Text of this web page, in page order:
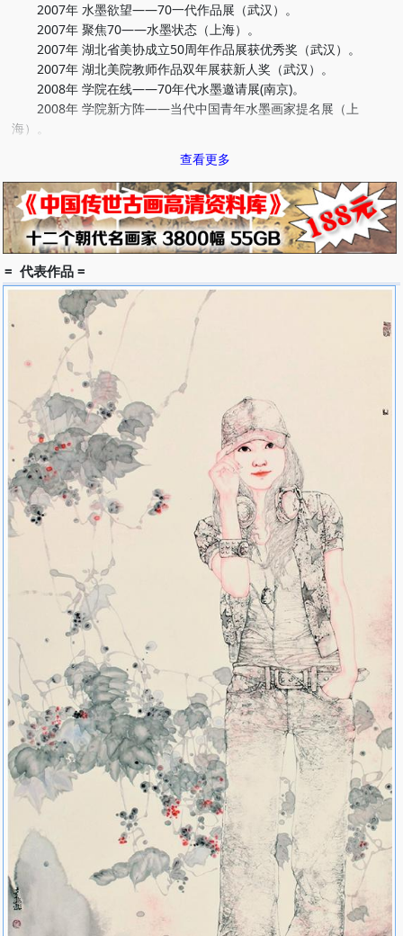
2007年 水墨欲望——70一代作品展（武汉）。
2007年 聚焦70——水墨状态（上海）。
2007年 湖北省美协成立50周年作品展获优秀奖（武汉）。
2007年 湖北美院教师作品双年展获新人奖（武汉）。
2008年 学院在线——70年代水墨邀请展(南京)。
2008年 学院新方阵——当代中国青年水墨画家提名展（上
海）。
2008年 湖北高校第三届美术作品展获铜奖（武汉）。
2008年 2008水墨新锐年展（北京）。
2009年 水墨文章——美术文献陈列展（武汉）。
2009年 同行——中德当代艺术展（武汉）。
2009年 湖北省第十一届美术作品展（武汉）。
2009年 第七届中国体育美术作品展（济南 中国美协）。
2009年 水墨新锐五周年回顾展（北京）。
2009年 红粉——青年新锐联展（杭州）。
2010年 笔墨心性——中国后生代画家提名展（陕西省美术博物
馆）。
2010年 回顾与展望—湖北中国画艺术展（湖北美术馆）。
2010年 情系长江：2010上海世博会“长江画派”湖北美术作品展
览（上海朱屺瞻美术馆）。
2011年 学院新方阵——当代中国画名家作品展（上海美术
馆）。
2011年 墨生花——湖北实力派青年国画家作品邀请展（武汉 嘉
宝艺术馆）。
2011年 纪念中国共产党成立九十周年作品展（湖北省美协）。
2011年 纪念辛亥首义100周年美术作品展获优秀奖（最高奖 湖
2011年 辉煌浦东——全国中国画作品展优秀奖（最高奖 中国美
2011年 纪念辛亥革命100周年全国中国画邀请展（上海东方美
术馆 中国美协《美术》杂志社）。
2011年 楚乐遗音——湖北中青年艺术家作品邀请展（岭南美术
馆 美术报社）。
作品曾被中国美协、深圳画院、上海东方美术馆、湖北省美术
馆、美术报、上海明圆文化艺术中心或个人收藏；并在《中国艺
术》、《艺术界》、《江苏画刊》、《艺术＋》、《70后水墨》、
《华中美术》、《美术天地》、《中国画报——海外版》、《美术
报》及其他刊物上发表。武汉电视台专题采访——画时代走近70后画
家郝孝飞。
查看更多
= 代表作品 =